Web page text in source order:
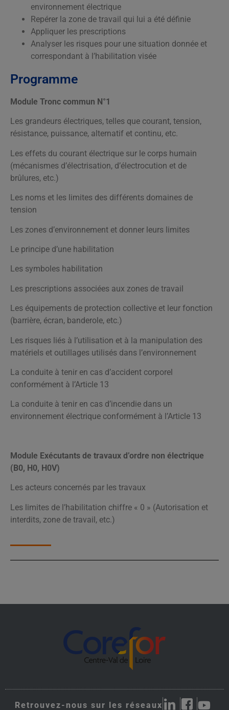
environnement électrique
Repérer la zone de travail qui lui a été définie
Appliquer les prescriptions
Analyser les risques pour une situation donnée et
correspondant à l’habilitation visée
Programme
Module Tronc commun N°1
Les grandeurs électriques, telles que courant, tension,
résistance, puissance, alternatif et continu, etc.
Les effets du courant électrique sur le corps humain
(mécanismes d’électrisation, d’électrocution et de
brûlures, etc.)
Les noms et les limites des différents domaines de
tension
Les zones d’environnement et donner leurs limites
Le principe d’une habilitation
Les symboles habilitation
Les prescriptions associées aux zones de travail
Les équipements de protection collective et leur fonction
(barrière, écran, banderole, etc.)
Les risques liés à l’utilisation et à la manipulation des
matériels et outillages utilisés dans l’environnement
La conduite à tenir en cas d’accident corporel
conformément à l’Article 13
La conduite à tenir en cas d’incendie dans un
environnement électrique conformément à l’Article 13
Module Exécutants de travaux d’ordre non électrique
(B0, H0, H0V)
Les acteurs concernés par les travaux
Les limites de l’habilitation chiffre « 0 » (Autorisation et
interdits, zone de travail, etc.)
Retrouvez-nous sur les réseaux